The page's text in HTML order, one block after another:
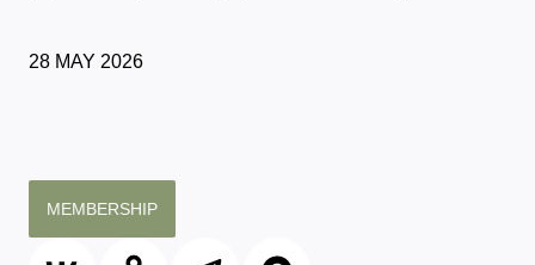
28 MAY 2026
MEMBERSHIP